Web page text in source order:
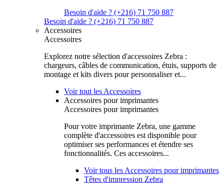
Besoin d'aide ? (+216) 71 750 887
Besoin d'aide ? (+216) 71 750 887
Accessoires
Accessoires
Explorez notre sélection d'accessoires Zebra :
chargeurs, câbles de communication, étuis, supports de
montage et kits divers pour personnaliser et...
Voir tout les Accessoires
Accessoires pour imprimantes
Accessoires pour imprimantes
Pour votre imprimante Zebra, une gamme
complète d'accessoires est disponible pour
optimiser ses performances et étendre ses
fonctionnalités. Ces accessoires...
Voir tous les Accessoires pour imprimantes
Têtes d'impression Zebra